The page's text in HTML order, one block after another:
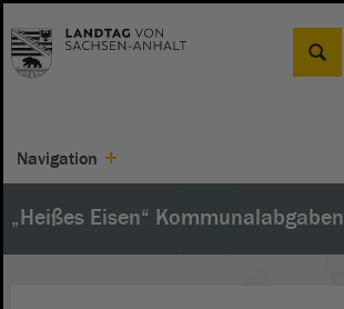
Suche
Navigation
„Heißes Eisen“ Kommunalabgaben